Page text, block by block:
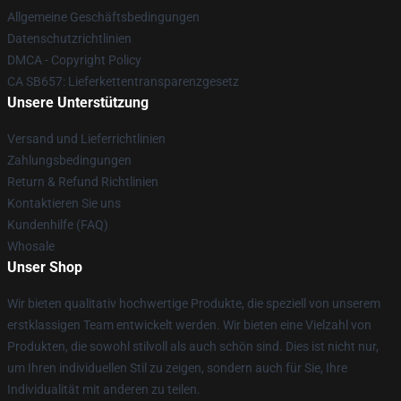
Allgemeine Geschäftsbedingungen
Datenschutzrichtlinien
DMCA - Copyright Policy
CA SB657: Lieferkettentransparenzgesetz
Unsere Unterstützung
Versand und Lieferrichtlinien
Zahlungsbedingungen
Return & Refund Richtlinien
Kontaktieren Sie uns
Kundenhilfe (FAQ)
Whosale
Unser Shop
Wir bieten qualitativ hochwertige Produkte, die speziell von unserem
erstklassigen Team entwickelt werden. Wir bieten eine Vielzahl von
Produkten, die sowohl stilvoll als auch schön sind. Dies ist nicht nur,
um Ihren individuellen Stil zu zeigen, sondern auch für Sie, Ihre
Individualität mit anderen zu teilen.